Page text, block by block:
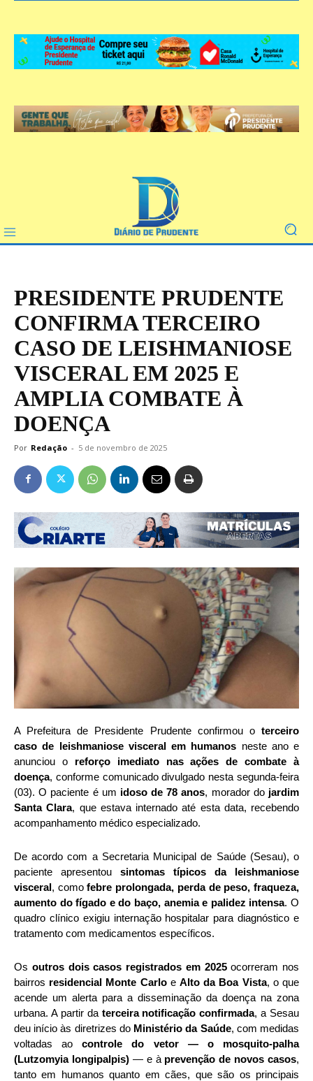
PRESIDENTE PRUDENTE
CONFIRMA TERCEIRO
CASO DE LEISHMANIOSE
VISCERAL EM 2025 E
AMPLIA COMBATE À
DOENÇA
Por Redação - 5 de novembro de 2025
A Prefeitura de Presidente Prudente confirmou o terceiro
caso de leishmaniose visceral em humanos neste ano e
anunciou o reforço imediato nas ações de combate à
doença, conforme comunicado divulgado nesta segunda-feira
(03). O paciente é um idoso de 78 anos, morador do jardim
Santa Clara, que estava internado até esta data, recebendo
acompanhamento médico especializado.
De acordo com a Secretaria Municipal de Saúde (Sesau), o
paciente apresentou sintomas típicos da leishmaniose
visceral, comofebre prolongada, perda de peso, fraqueza,
aumento do fígado e do baço, anemia e palidez intensa. O
quadro clínico exigiu internação hospitalar para diagnóstico e
tratamento com medicamentos específicos.
Os outros dois casos registrados em 2025ocorreram nos
bairros residencial Monte CarloeAlto da Boa Vista, o que
acende um alerta para a disseminação da doença na zona
urbana. A partir da terceira notificação confirmada, a Sesau
deu início às diretrizes do Ministério da Saúde, com medidas
voltadas aocontrole do vetor — o mosquito-palha
(Lutzomyia longipalpis)— e à prevenção de novos casos,
tanto em humanos quanto em cães, que são os principais